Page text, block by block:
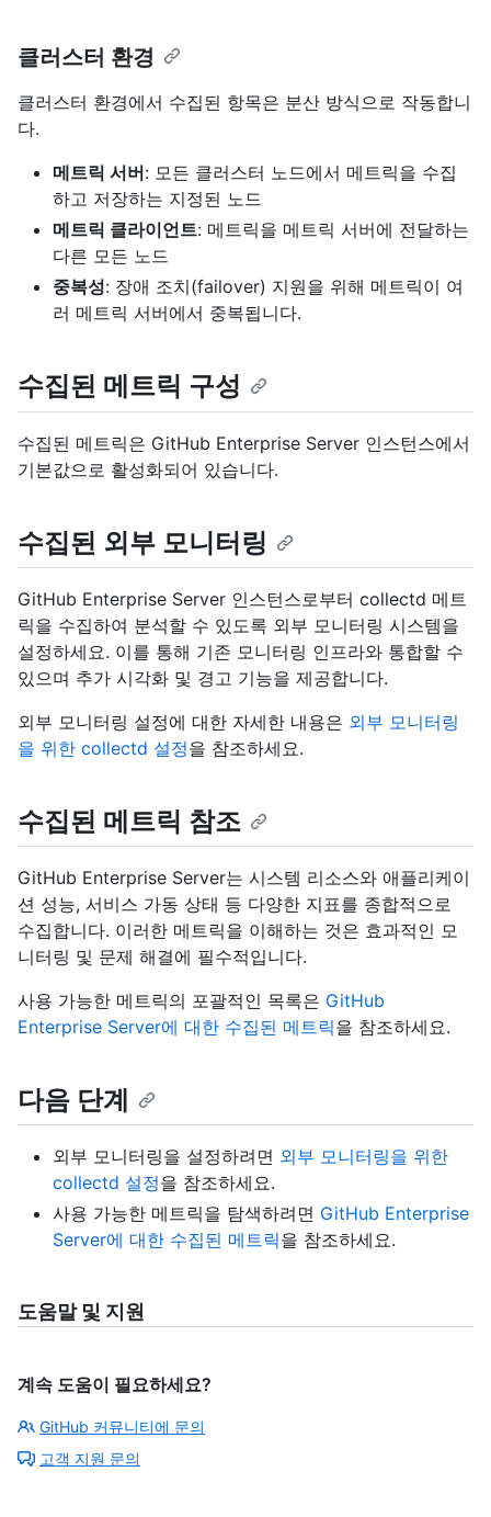
클러스터 환경
클러스터 환경에서 수집된 항목은 분산 방식으로 작동합니
다.
메트릭 서버: 모든 클러스터 노드에서 메트릭을 수집
하고 저장하는 지정된 노드
메트릭 클라이언트: 메트릭을 메트릭 서버에 전달하는
다른 모든 노드
중복성: 장애 조치(failover) 지원을 위해 메트릭이 여
러 메트릭 서버에서 중복됩니다.
수집된 메트릭 구성
수집된 메트릭은 GitHub Enterprise Server 인스턴스에서
기본값으로 활성화되어 있습니다.
수집된 외부 모니터링
GitHub Enterprise Server 인스턴스로부터 collectd 메트
릭을 수집하여 분석할 수 있도록 외부 모니터링 시스템을
설정하세요. 이를 통해 기존 모니터링 인프라와 통합할 수
있으며 추가 시각화 및 경고 기능을 제공합니다.
외부 모니터링 설정에 대한 자세한 내용은 외부 모니터링
을 위한 collectd 설정을 참조하세요.
수집된 메트릭 참조
GitHub Enterprise Server는 시스템 리소스와 애플리케이
션 성능, 서비스 가동 상태 등 다양한 지표를 종합적으로
수집합니다. 이러한 메트릭을 이해하는 것은 효과적인 모
니터링 및 문제 해결에 필수적입니다.
사용 가능한 메트릭의 포괄적인 목록은 GitHub
Enterprise Server에 대한 수집된 메트릭을 참조하세요.
다음 단계
외부 모니터링을 설정하려면 외부 모니터링을 위한
collectd 설정을 참조하세요.
사용 가능한 메트릭을 탐색하려면 GitHub Enterprise
Server에 대한 수집된 메트릭을 참조하세요.
도움말 및 지원
계속 도움이 필요하세요?
GitHub 커뮤니티에 문의
고객 지원 문의